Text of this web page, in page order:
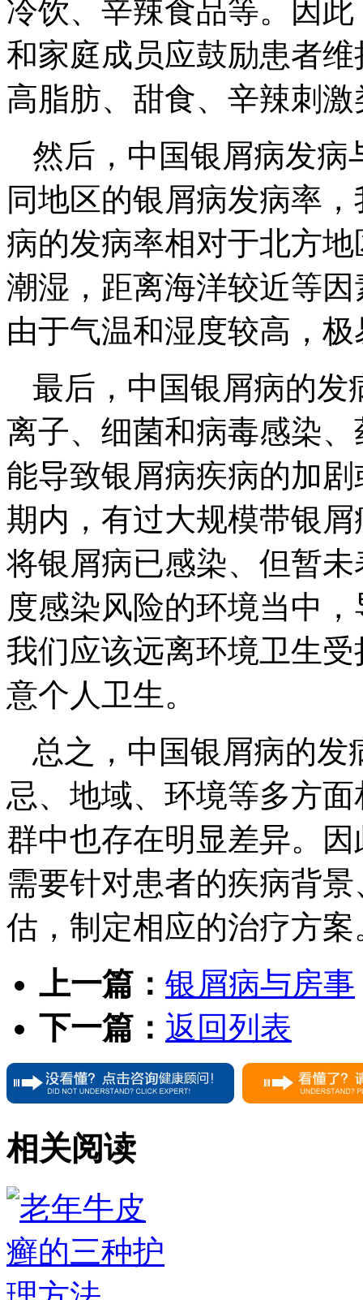
冷饮、辛辣食品等。因
和家庭成员应鼓励患者
高脂肪、甜食、辛辣刺
然后，中国银屑病发病
同地区的银屑病发病率
病的发病率相对于北方
潮湿，距离海洋较近等
由于气温和湿度较高，
最后，中国银屑病的发
离子、细菌和病毒感染
能导致银屑病疾病的加
期内，有过大规模带银
将银屑病已感染、但暂
度感染风险的环境当中
我们应该远离环境卫生
意个人卫生。
总之，中国银屑病的发
忌、地域、环境等多方
群中也存在明显差异。
需要针对患者的疾病背
估，制定相应的治疗方案
上一篇： 银屑病与房事
下一篇： 返回列表
相关阅读